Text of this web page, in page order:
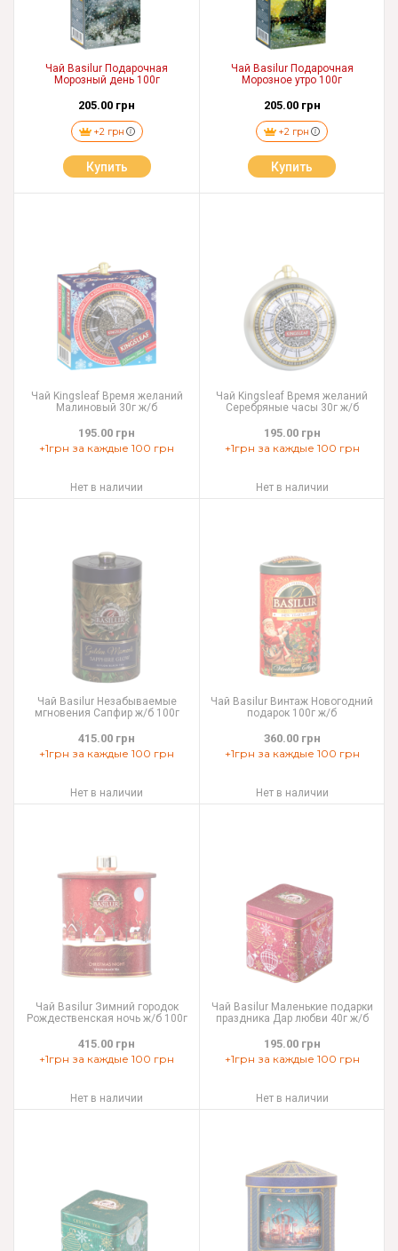
Чай Basilur Подарочная
Морозный день 100г
205.00 грн
+2 грн
Купить
Чай Basilur Подарочная
Морозное утро 100г
205.00 грн
+2 грн
Купить
Чай Kingsleaf Время желаний
Малиновый 30г ж/б
195.00 грн
+1грн за каждые 100 грн
Нет в наличии
Чай Kingsleaf Время желаний
Серебряные часы 30г ж/б
195.00 грн
+1грн за каждые 100 грн
Нет в наличии
Чай Basilur Незабываемые
мгновения Сапфир ж/б 100г
415.00 грн
+1грн за каждые 100 грн
Нет в наличии
Чай Basilur Винтаж Новогодний
подарок 100г ж/б
360.00 грн
+1грн за каждые 100 грн
Нет в наличии
Чай Basilur Зимний городок
Рождественская ночь ж/б 100г
415.00 грн
+1грн за каждые 100 грн
Нет в наличии
Чай Basilur Маленькие подарки
праздника Дар любви 40г ж/б
195.00 грн
+1грн за каждые 100 грн
Нет в наличии